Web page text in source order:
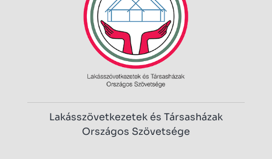
Lakásszövetkezetek és Társasházak
Országos Szövetsége